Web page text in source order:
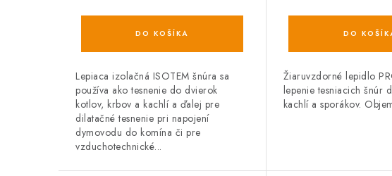
DO KOŠÍKA
Lepiaca izolačná ISOTEM šnúra sa
používa ako tesnenie do dvierok
kotlov, krbov a kachlí a ďalej pre
dilatačné tesnenie pri napojení
dymovodu do komína či pre
vzduchotechnické...
DO
Žiaruvzdorné lepidlo
lepenie tesniacich šnúr
kachlí a sporákov.